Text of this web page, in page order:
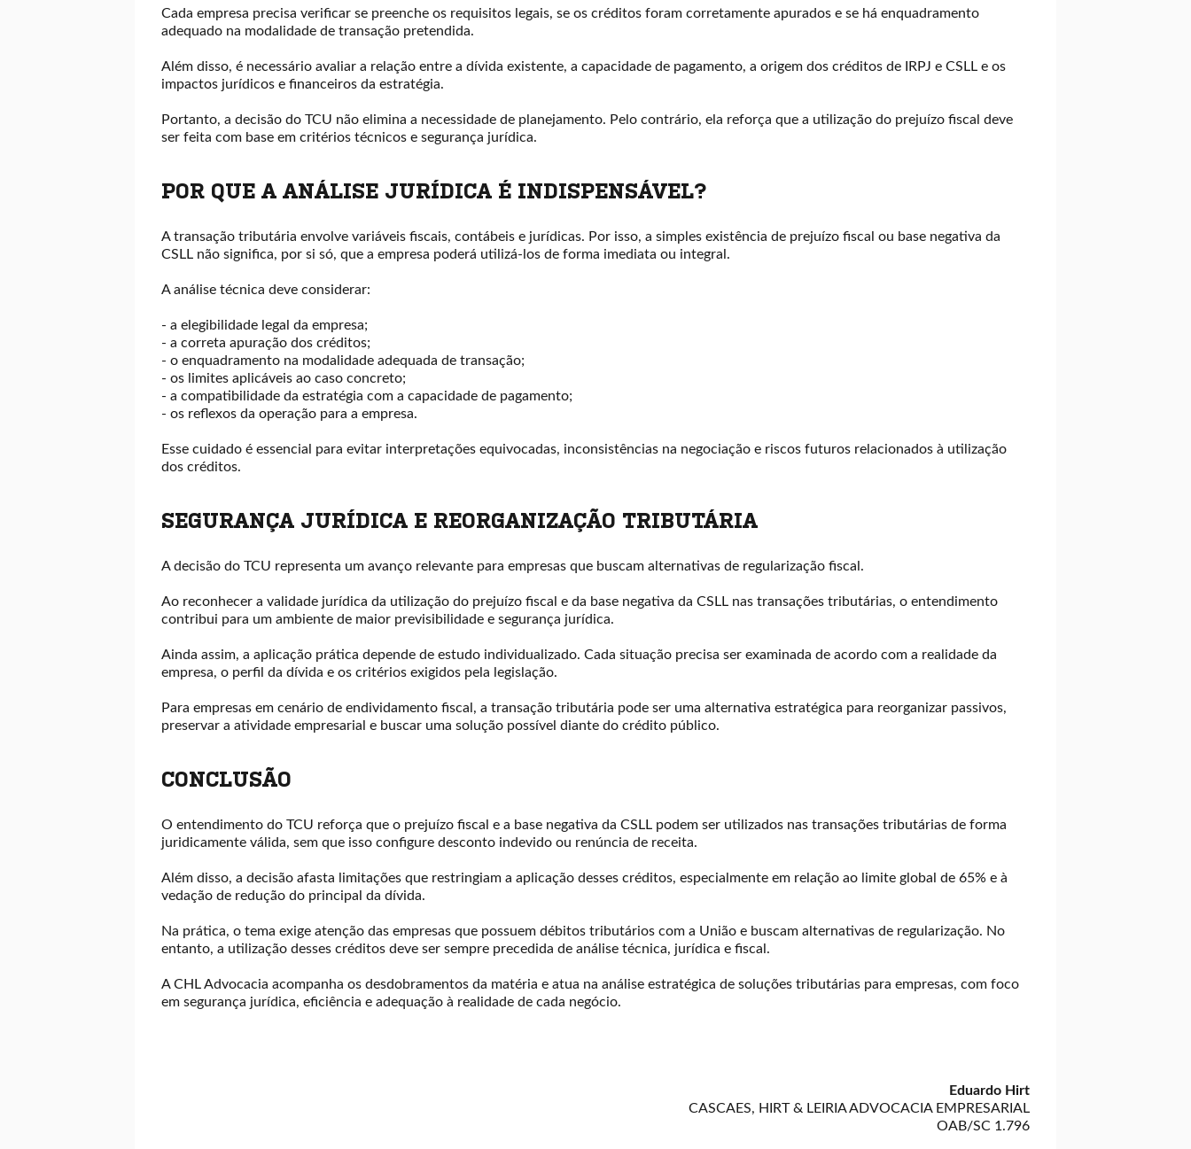
Cada empresa precisa verificar se preenche os requisitos legais, se os créditos foram corretamente apurados e se há enquadramento
adequado na modalidade de transação pretendida.
Além disso, é necessário avaliar a relação entre a dívida existente, a capacidade de pagamento, a origem dos créditos de IRPJ e CSLL e os
impactos jurídicos e financeiros da estratégia.
Portanto, a decisão do TCU não elimina a necessidade de planejamento. Pelo contrário, ela reforça que a utilização do prejuízo fiscal deve
ser feita com base em critérios técnicos e segurança jurídica.
POR QUE A ANÁLISE JURÍDICA É INDISPENSÁVEL?
A transação tributária envolve variáveis fiscais, contábeis e jurídicas. Por isso, a simples existência de prejuízo fiscal ou base negativa da
CSLL não significa, por si só, que a empresa poderá utilizá-los de forma imediata ou integral.
A análise técnica deve considerar:
- a elegibilidade legal da empresa;
- a correta apuração dos créditos;
- o enquadramento na modalidade adequada de transação;
- os limites aplicáveis ao caso concreto;
- a compatibilidade da estratégia com a capacidade de pagamento;
- os reflexos da operação para a empresa.
Esse cuidado é essencial para evitar interpretações equivocadas, inconsistências na negociação e riscos futuros relacionados à utilização
dos créditos.
SEGURANÇA JURÍDICA E REORGANIZAÇÃO TRIBUTÁRIA
A decisão do TCU representa um avanço relevante para empresas que buscam alternativas de regularização fiscal.
Ao reconhecer a validade jurídica da utilização do prejuízo fiscal e da base negativa da CSLL nas transações tributárias, o entendimento
contribui para um ambiente de maior previsibilidade e segurança jurídica.
Ainda assim, a aplicação prática depende de estudo individualizado. Cada situação precisa ser examinada de acordo com a realidade da
empresa, o perfil da dívida e os critérios exigidos pela legislação.
Para empresas em cenário de endividamento fiscal, a transação tributária pode ser uma alternativa estratégica para reorganizar passivos,
preservar a atividade empresarial e buscar uma solução possível diante do crédito público.
CONCLUSÃO
O entendimento do TCU reforça que o prejuízo fiscal e a base negativa da CSLL podem ser utilizados nas transações tributárias de forma
juridicamente válida, sem que isso configure desconto indevido ou renúncia de receita.
Além disso, a decisão afasta limitações que restringiam a aplicação desses créditos, especialmente em relação ao limite global de 65% e à
vedação de redução do principal da dívida.
Na prática, o tema exige atenção das empresas que possuem débitos tributários com a União e buscam alternativas de regularização. No
entanto, a utilização desses créditos deve ser sempre precedida de análise técnica, jurídica e fiscal.
A CHL Advocacia acompanha os desdobramentos da matéria e atua na análise estratégica de soluções tributárias para empresas, com foco
em segurança jurídica, eficiência e adequação à realidade de cada negócio.
Eduardo Hirt
CASCAES, HIRT & LEIRIA ADVOCACIA EMPRESARIAL
OAB/SC 1.796